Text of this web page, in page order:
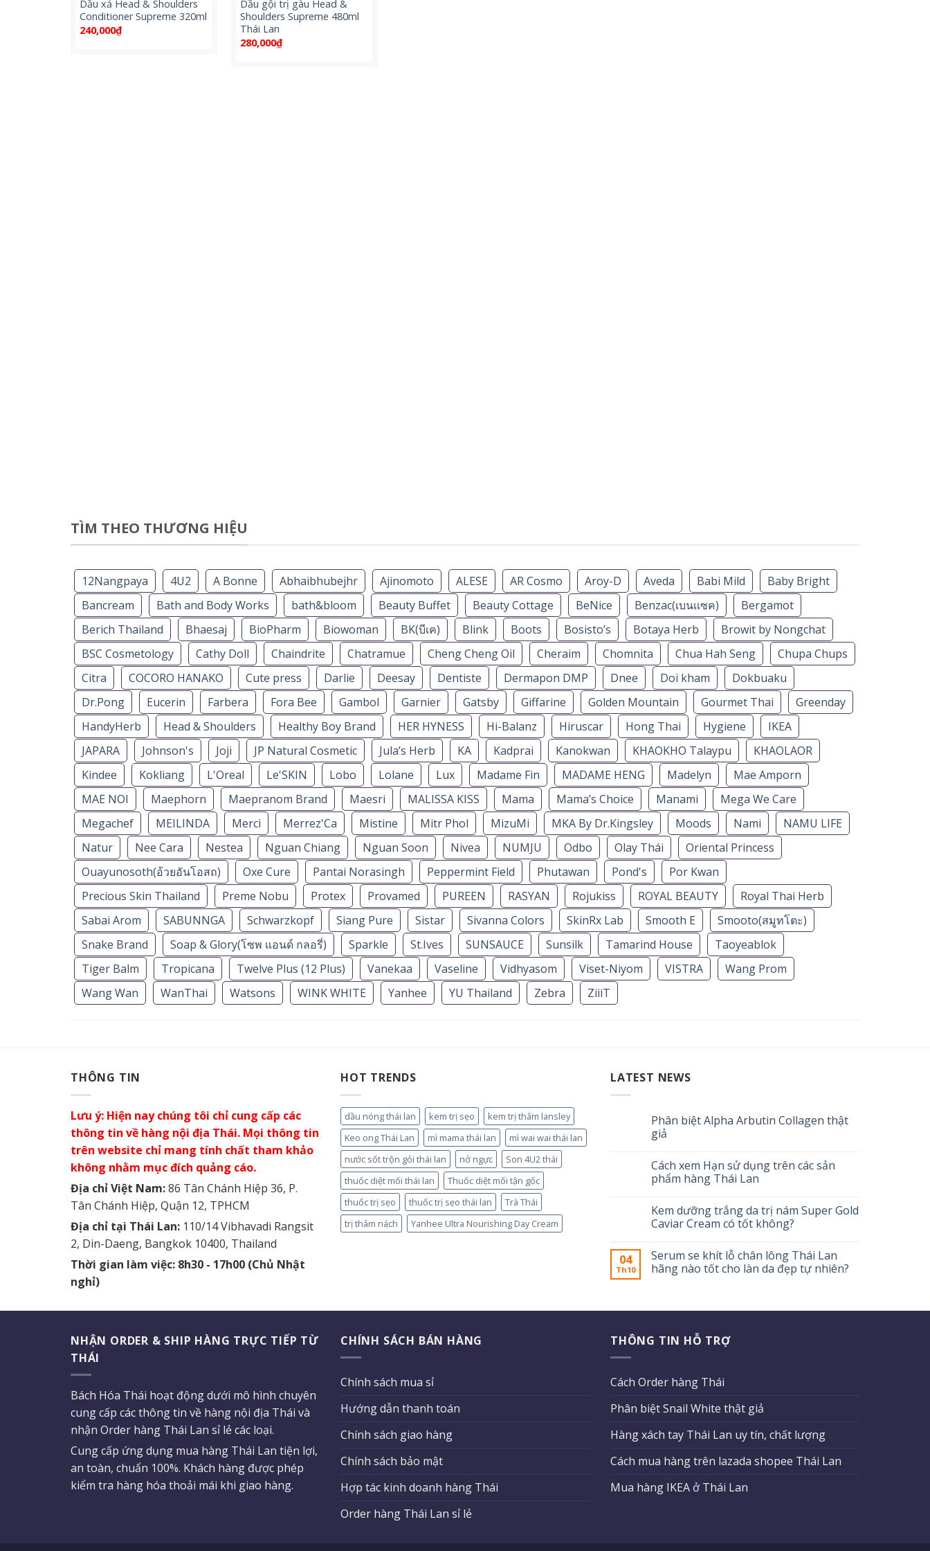
Dầu xả Head & Shoulders
Conditioner Supreme 320ml
240,000₫
Dầu gội trị gàu Head &
Shoulders Supreme 480ml
Thái Lan
280,000₫
TÌM THEO THƯƠNG HIỆU
12Nangpaya 4U2 A Bonne Abhaibhubejhr Ajinomoto ALESE AR Cosmo Aroy-D Aveda Babi Mild
Baby Bright
Bancream
Bath and Body Works bath&bloom Beauty Buffet Beauty Cottage BeNice Benzac(เบนเเซค)
Bergamot
Berich Thailand
Bhaesaj BioPharm Biowoman BK(บีเค) Blink Boots Bosisto’s Botaya Herb
Browit by Nongchat
BSC Cosmetology
Cathy Doll Chaindrite Chatramue Cheng Cheng Oil Cheraim Chomnita Chua Hah Seng
Chupa Chups
Citra
COCORO HANAKO Cute press Darlie Deesay Dentiste Dermapon DMP Dnee Doi kham
Dokbuaku
Dr.Pong
Eucerin Farbera Fora Bee Gambol Garnier Gatsby Giffarine Golden Mountain Gourmet Thai
Greenday
HandyHerb
Head & Shoulders Healthy Boy Brand HER HYNESS Hi-Balanz Hiruscar Hong Thai Hygiene
IKEA
JAPARA
Johnson's Joji JP Natural Cosmetic Jula’s Herb KA Kadprai Kanokwan KHAOKHO Talaypu
KHAOLAOR
Kindee
Kokliang L'Oreal Le'SKIN Lobo Lolane Lux Madame Fin MADAME HENG Madelyn
Mae Amporn
MAE NOI
Maephorn Maepranom Brand Maesri MALISSA KISS Mama Mama’s Choice Manami
Mega We Care
Megachef
MEILINDA Merci Merrez'Ca Mistine Mitr Phol MizuMi MKA By Dr.Kingsley Moods Nami
NAMU LIFE
Natur
Nee Cara Nestea Nguan Chiang Nguan Soon Nivea NUMJU Odbo Olay Thái
Oriental Princess
Ouayunosoth(อ้วยอันโอสถ)
Oxe Cure Pantai Norasingh Peppermint Field Phutawan Pond's
Por Kwan
Precious Skin Thailand
Preme Nobu Protex Provamed PUREEN RASYAN Rojukiss ROYAL BEAUTY
Royal Thai Herb
Sabai Arom
SABUNNGA Schwarzkopf Siang Pure Sistar Sivanna Colors SkinRx Lab Smooth E
Smooto(สมูทโตะ)
Snake Brand
Soap & Glory(โซพ แอนด์ กลอรี่) Sparkle St.Ives SUNSAUCE Sunsilk Tamarind House
Taoyeablok
Tiger Balm
Tropicana Twelve Plus (12 Plus) Vanekaa Vaseline Vidhyasom Viset-Niyom VISTRA
Wang Prom
Wang Wan
WanThai Watsons WINK WHITE Yanhee YU Thailand Zebra ZiiiT
THÔNG TIN
Lưu ý: Hiện nay chúng tôi chỉ cung cấp các
thông tin về hàng nội địa Thái. Mọi thông tin
trên website chỉ mang tính chất tham khảo
không nhằm mục đích quảng cáo.
Địa chỉ Việt Nam:86 Tân Chánh Hiệp 36, P.
Tân Chánh Hiệp, Quận 12, TPHCM
Địa chỉ tại Thái Lan: 110/14 Vibhavadi Rangsit
2, Din-Daeng, Bangkok 10400, Thailand
Thời gian làm việc: 8h30 - 17h00 (Chủ Nhật
nghỉ)
HOT TRENDS
dầu nóng thái lan kem trị sẹo
kem trị thâm lansley
Keo ong Thái Lan
mì mama thái lan
mì wai wai thái lan
nước sốt trộn gỏi thái lan
nở ngực
Son 4U2 thái
thuốc diệt mối thái lan
Thuốc diệt mối tận gốc
thuốc trị sẹo
thuốc trị sẹo thái lan
Trà Thái
trị thâm nách
Yanhee Ultra Nourishing Day Cream
LATEST NEWS
Phân biệt Alpha Arbutin Collagen thật
giả
Cách xem Hạn sử dụng trên các sản
phẩm hàng Thái Lan
Kem dưỡng trắng da trị nám Super Gold
Caviar Cream có tốt không?
04
Th10
Serum se khít lỗ chân lông Thái Lan
hãng nào tốt cho làn da đẹp tự nhiên?
NHẬN ORDER & SHIP HÀNG TRỰC TIẾP TỪ
THÁI
Bách Hóa Thái hoạt động dưới mô hình chuyên
cung cấp các thông tin về hàng nội địa Thái và
nhận Order hàng Thái Lan sỉ lẻ các loại.
Cung cấp ứng dụng mua hàng Thái Lan tiện lợi,
an toàn, chuẩn 100%. Khách hàng được phép
kiểm tra hàng hóa thoải mái khi giao hàng.
CHÍNH SÁCH BÁN HÀNG
Chính sách mua sỉ
Hướng dẫn thanh toán
Chính sách giao hàng
Chính sách bảo mật
Hợp tác kinh doanh hàng Thái
Order hàng Thái Lan sỉ lẻ
THÔNG TIN HỖ TRỢ
Cách Order hàng Thái
Phân biệt Snail White thật giả
Hàng xách tay Thái Lan uy tín, chất lượng
Cách mua hàng trên lazada shopee Thái Lan
Mua hàng IKEA ở Thái Lan